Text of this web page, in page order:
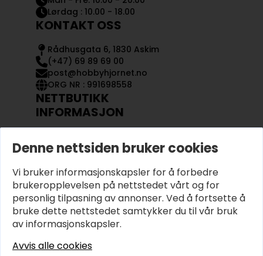
Lørdag : 10.00 - 18.00
KONTAKT OSS
Rådhusgata 6, 1830 Askim
(+47) 69 89 69 00
post@hobbyhjornet.no
ORG NR : 991698558
NETTBUTIKK
INFORMASJON
OM OSS
KJØPSVILKÅR OG BETINGELSER
PERSONVERN
Denne nettsiden bruker cookies
Vi bruker informasjonskapsler for å forbedre
brukeropplevelsen på nettstedet vårt og for
personlig tilpasning av annonser. Ved å fortsette å
bruke dette nettstedet samtykker du til vår bruk
av informasjonskapsler.
Avvis alle cookies